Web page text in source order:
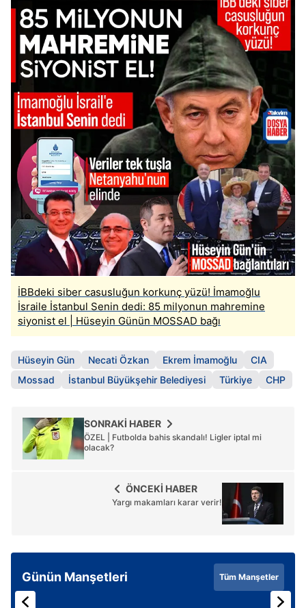
İBBdeki siber casusluğun korkunç yüzü! İmamoğlu
İsraile İstanbul Senin dedi: 85 milyonun mahremine
siyonist el | Hüseyin Günün MOSSAD bağı
Hüseyin Gün Necati Özkan Ekrem İmamoğlu
CIA
Mossad
İstanbul Büyükşehir Belediyesi Türkiye CHP
SONRAKİ HABER
ÖZEL | Futbolda bahis skandalı! Ligler iptal mi
olacak?
ÖNCEKİ HABER
Yargı makamları karar verir!
Günün Manşetleri Tüm Manşetler